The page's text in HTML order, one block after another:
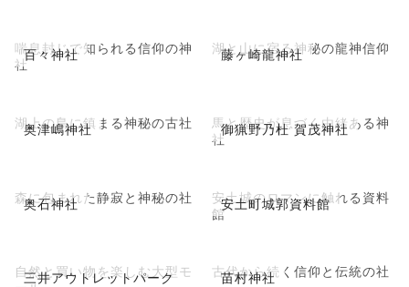
百々神社
喘息封じで知られる信仰の神
社
藤ヶ崎龍神社
湖と山に宿る神秘の龍神信仰
奥津嶋神社
湖上の島に鎮まる神秘の古社 御猟野乃杜 賀茂神社
馬と歴史が息づく由緒ある神
社
奥石神社
森に包まれた静寂と神秘の社 安土町城郭資料館
安土城のロマンに触れる資料
館
三井アウトレットパーク
自然と買い物を楽しむ大型モ
苗村神社
古代から続く信仰と伝統の社